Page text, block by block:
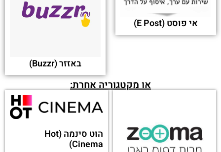
אי פוסט (E Post)
באזזר (Buzzr)
או מקטגוריה אחרת:
הוט סינמה (Hot
Cinema)